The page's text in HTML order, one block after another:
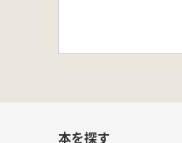
本を探す